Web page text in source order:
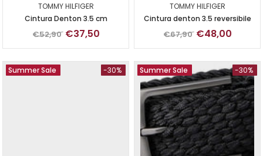
TOMMY HILFIGER
Cintura Denton 3.5 cm
€52,90 €37,50
TOMMY HILFIGER
Cintura denton 3.5 reversibile
€67,90 €48,00
Summer Sale -30% Summer Sale -30%